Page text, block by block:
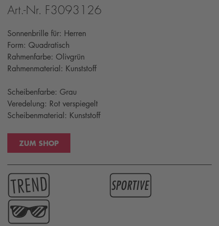
Art.-Nr. F3093126
Sonnenbrille für: Herren
Form: Quadratisch
Rahmenfarbe: Olivgrün
Rahmenmaterial: Kunststoff
Scheibenfarbe: Grau
Veredelung: Rot verspiegelt
Scheibenmaterial: Kunststoff
ZUM SHOP